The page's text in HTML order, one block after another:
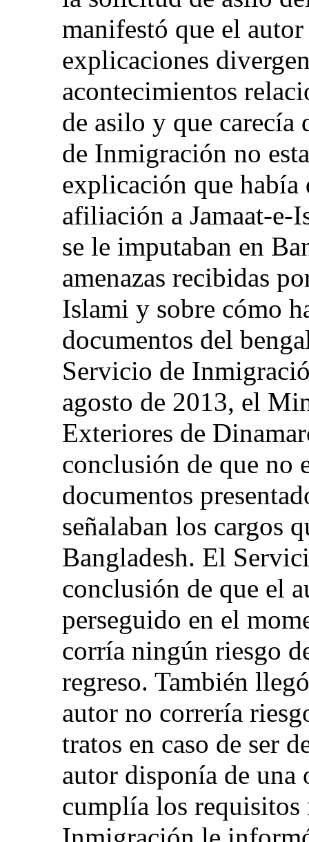
manifestó que el
explicaciones
acontecimientos
de asilo y que
de Inmigración no
explicación que había
afiliación a Jamaat-e-
se le imputaban en
amenazas recibidas
Islami y sobre cómo
documentos del
Servicio de
agosto de 2013, el
Exteriores de
conclusión de que no
documentos
señalaban los cargos
Bangladesh. El
conclusión de que el
perseguido en el
corría ningún riesgo
regreso. También
autor no correría
tratos en caso de ser
autor disponía de una
cumplía los